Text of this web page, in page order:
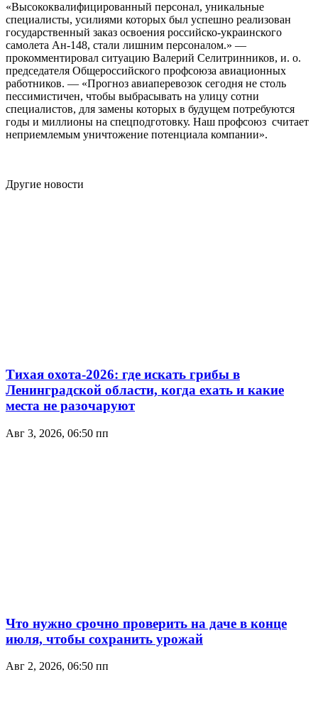
«Высококвалифицированный персонал, уникальные
специалисты, усилиями которых был успешно реализован
государственный заказ освоения российско-украинского
самолета Ан-148, стали лишним персоналом.» —
прокомментировал ситуацию Валерий Селитринников, и. о.
председателя Общероссийского профсоюза авиационных
работников. — «Прогноз авиаперевозок сегодня не столь
пессимистичен, чтобы выбрасывать на улицу сотни
специалистов, для замены которых в будущем потребуются
годы и миллионы на спецподготовку. Наш профсоюз считает
неприемлемым уничтожение потенциала компании».
Другие новости
Тихая охота-2026: где искать грибы в
Ленинградской области, когда ехать и какие
места не разочаруют
Авг 3, 2026, 06:50 пп
Что нужно срочно проверить на даче в конце
июля, чтобы сохранить урожай
Авг 2, 2026, 06:50 пп